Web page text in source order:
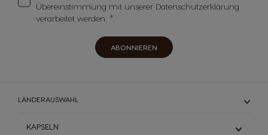
Übereinstimmung mit unserer Datenschutzerklärung
verarbeitet werden.
ABONNIEREN
LÄNDERAUSWAHL
KAPSELN